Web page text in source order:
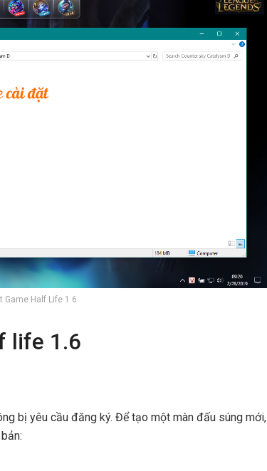
Game Half Life 1.6
life 1.6
bị yêu cầu đăng ký. Để tạo một màn đấu súng mới,